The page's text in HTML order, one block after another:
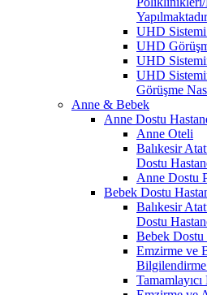
UHD Sistemi
UHD
UHD
UHD
Görüşme
Anne & Bebek
Anne Dostu
Anne Oteli
Balıkesir
Dostu
Anne Dostu
Bebek Dostu
Balıkesir
Dostu
Bebek Dostu
Emzirme ve